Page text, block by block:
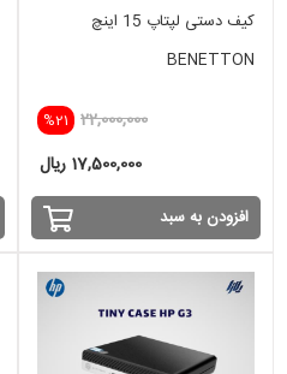
کیف دستی لپتاپ 15 اینچ
BENETTON
%21 22,000,000
17,500,000 ریال
افزودن به سبد